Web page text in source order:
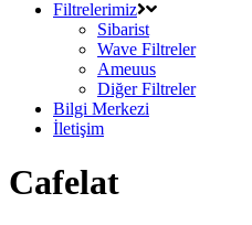
Filtrelerimiz
Sibarist
Wave Filtreler
Ameuus
Diğer Filtreler
Bilgi Merkezi
İletişim
Cafelat